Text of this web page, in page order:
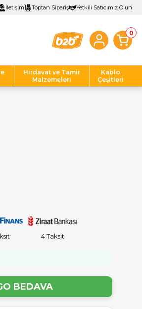
İletişim Toptan Sipariş Yetkili Satıcımız Olun
0
Hırdavat ve Tamir
Malzemeleri
Kablo
Çeşitleri
4 Taksit
BEDAVA